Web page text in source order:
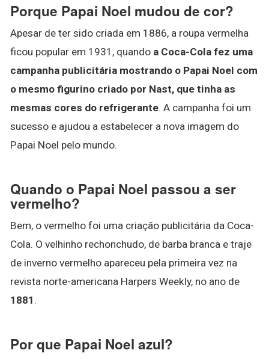
Porque Papai Noel mudou de cor?
Apesar de ter sido criada em 1886, a roupa vermelha
ficou popular em 1931, quando a Coca-Cola fez uma
campanha publicitária mostrando o Papai Noel com
o mesmo figurino criado por Nast, que tinha as
mesmas cores do refrigerante. A campanha foi um
sucesso e ajudou a estabelecer a nova imagem do
Papai Noel pelo mundo.
Quando o Papai Noel passou a ser
vermelho?
Bem, o vermelho foi uma criação publicitária da Coca-
Cola. O velhinho rechonchudo, de barba branca e traje
de inverno vermelho apareceu pela primeira vez na
revista norte-americana Harpers Weekly, no ano de
1881 .
Por que Papai Noel azul?